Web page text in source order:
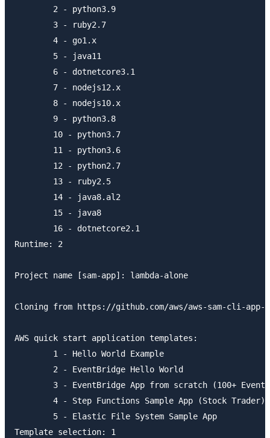
Runtime: 2
Project name [sam-app]: lambda-alone
Cloning from https://github.com/aws/aws-sam-cli-app-
AWS quick start application templates:
Template selection: 1